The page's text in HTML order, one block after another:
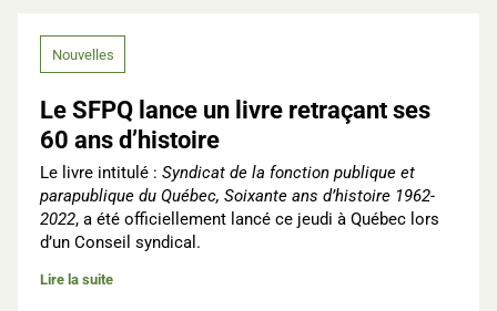
Nouvelles
Le SFPQ lance un livre retraçant ses
60 ans d’histoire
Le livre intitulé : Syndicat de la fonction publique et
parapublique du Québec, Soixante ans d’histoire 1962-
2022, a été officiellement lancé ce jeudi à Québec lors
d’un Conseil syndical.
Lire la suite